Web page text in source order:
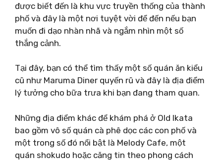
được biết đến là khu vực truyền thống của thành
phố và đây là một nơi tuyệt vời để đến nếu bạn
muốn đi dạo nhàn nhã và ngắm nhìn một số
thắng cảnh.
Tại đây, bạn có thể tìm thấy một số quán ăn kiểu
cũ như Maruma Diner quyến rũ và đây là địa điểm
lý tưởng cho bữa trưa khi bạn đang tham quan.
Những địa điểm khác để khám phá ở Old Ikata
bao gồm vô số quán cà phê dọc các con phố và
một trong số đó nổi bật là Melody Cafe, một
quán shokudo hoặc căng tin theo phong cách